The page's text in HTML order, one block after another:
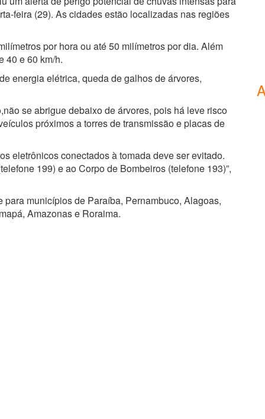
feira (29). As cidades estão localizadas nas regiões
por hora ou até 50 milímetros por dia. Além
40 e 60 km/h.
energia elétrica, queda de galhos de árvores,
se abrigue debaixo de árvores, pois há leve risco
próximos a torres de transmissão e placas de
eletrônicos conectados à tomada deve ser evitado.
199) e ao Corpo de Bombeiros (telefone 193)”,
municípios de Paraíba, Pernambuco, Alagoas,
Amazonas e Roraima.